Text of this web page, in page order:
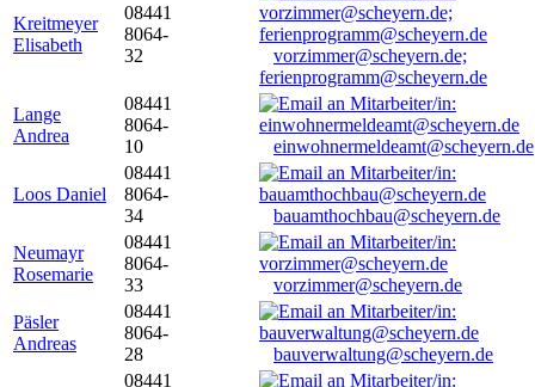
Kreitmeyer
Elisabeth
08441
8064-
32
vorzimmer@scheyern.de;
ferienprogramm@scheyern.de
Lange
Andrea
08441
8064-
10
einwohnermeldeamt@scheyern.de
Loos Daniel
08441
8064-
34
bauamthochbau@scheyern.de
Neumayr
Rosemarie
08441
8064-
33
vorzimmer@scheyern.de
Päsler
Andreas
08441
8064-
28
bauverwaltung@scheyern.de
08441